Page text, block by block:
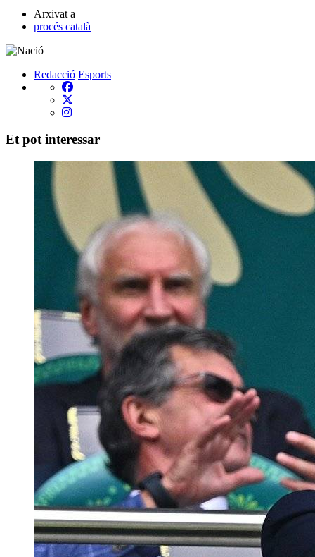
Arxivat a
procés català
Redacció Esports
Et pot interessar